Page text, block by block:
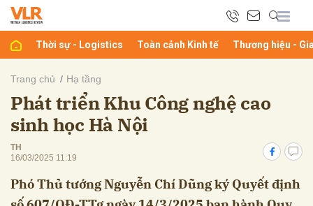
Thời sự - Logistics Toàn cảnh Kinh tế Thương hiệu -
Trang chủ Hạ tầng
Phát triển Khu Công nghệ cao
sinh học Hà Nội
TH
16/03/2025 11:19
Phó Thủ tướng Nguyễn Chí Dũng ký Quyết định
luận